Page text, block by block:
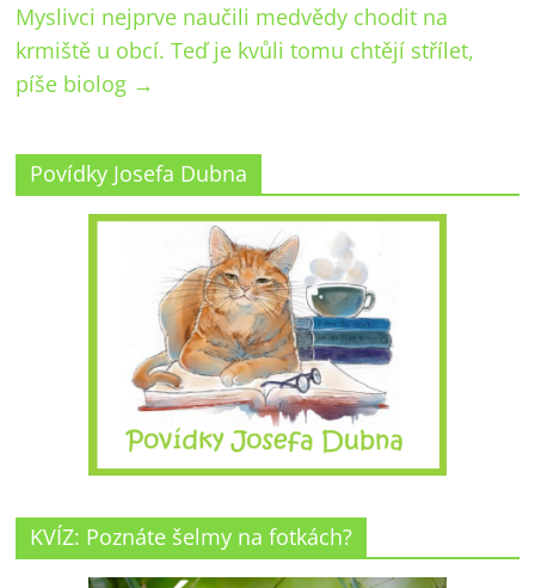
Myslivci nejprve naučili medvědy chodit na
krmiště u obcí. Teď je kvůli tomu chtějí střílet,
píše biolog →
Povídky Josefa Dubna
KVÍZ: Poznáte šelmy na fotkách?